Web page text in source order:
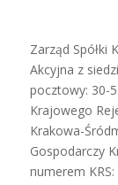
Zarząd Spółki
Akcyjna z
pocztowy: 30-
Krajowego
Krakowa-
Gospodarczy
numerem